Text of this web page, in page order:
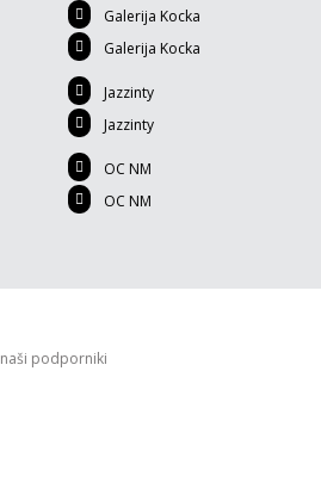
Galerija Kocka
Galerija Kocka
Jazzinty
Jazzinty
OC NM
OC NM
naši podporniki